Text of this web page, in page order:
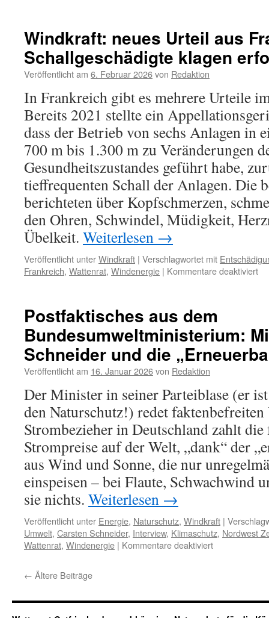
Windkraft: neues Urteil aus
Schallgeschädigte klagen
Veröffentlicht am 6. Februar 2026von Redaktion
In Frankreich gibt es mehrere Urteile
Bereits 2021 stellte ein
dass der Betrieb von sechs Anlagen in
700 m bis 1.300 m zu Veränderungen
Gesundheitszustandes geführt habe,
tieffrequenten Schall der Anlagen. Die
berichteten über Kopfschmerzen,
den Ohren, Schwindel, Müdigkeit,
Übelkeit. Weiterlesen →
Veröffentlicht unterWindkraft | Verschlagwortet mit
Frankreich, Wattenrat, Windenergie | Kommentare deaktiviertfür
–
Postfaktisches aus dem
Bundesumweltministerium:
Schneider und die
Veröffentlicht am 16. Januar 2026von Redaktion
Der Minister in seiner Parteiblase (er
den Naturschutz!) redet
Strombezieher in Deutschland zahlt die
Strompreise auf der Welt, „dank“ der
aus Wind und Sonne, die nur
einspeisen – bei Flaute, Schwachwind
sie nichts. Weiterlesen →
Veröffentlicht unter Energie, Naturschutz, Windkraft |
Umwelt, Carsten Schneider, Interview, Klimaschutz, Nordwest
Wattenrat, Windenergie | Kommentare deaktiviertfür
Minister
← Ältere Beiträge